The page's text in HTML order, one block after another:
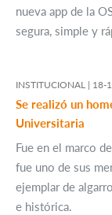
nueva app de la
segura, simple y
INSTITUCIONAL | 18-
Se realizó un
Universitaria
Fue en el marco
fue uno de sus
ejemplar de
e histórica.